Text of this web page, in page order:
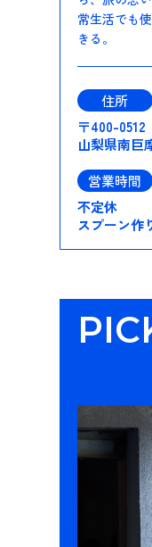
常生活でも
きる。
住所
〒400-0512
山梨県南巨
営業時間
不定休
スプーン作